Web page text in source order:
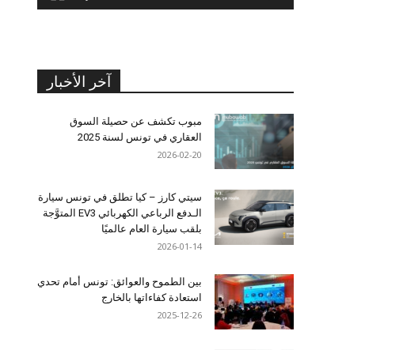
آخر الأخبار
مبوب تكشف عن حصيلة السوق
العقاري في تونس لسنة 2025
2026-02-20
سيتي كارز – كيا تطلق في تونس سيارة
الـدفع الرباعي الكهربائي EV3 المتوَّجة
بلقب سيارة العام عالميًا
2026-01-14
بين الطموح والعوائق: تونس أمام تحدي
استعادة كفاءاتها بالخارج
2025-12-26